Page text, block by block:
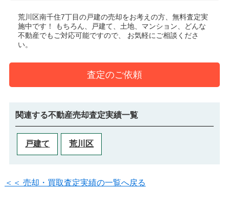
荒川区南千住7丁目の戸建の売却をお考えの方、無料査定実
施中です！
もちろん、戸建て、土地、マンション、どんな
不動産でもご対応可能ですので、 お気軽にご相談くださ
い。
査定のご依頼
関連する不動産売却査定実績一覧
戸建て 荒川区
＜＜ 売却・買取査定実績の一覧へ戻る